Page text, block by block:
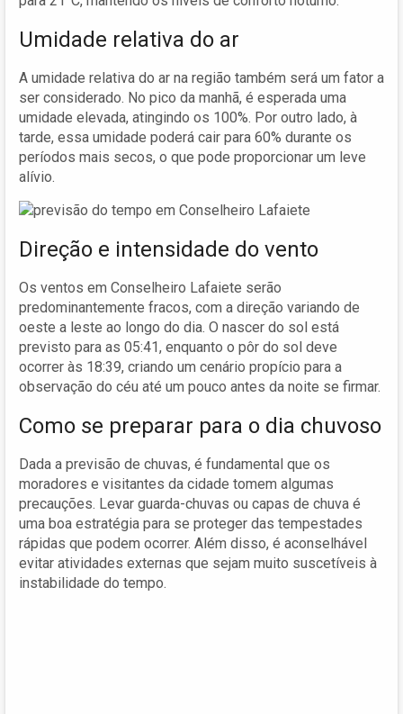
Umidade relativa do ar
A umidade relativa do ar na região também será um fator a
ser considerado. No pico da manhã, é esperada uma
umidade elevada, atingindo os 100%. Por outro lado, à
tarde, essa umidade poderá cair para 60% durante os
períodos mais secos, o que pode proporcionar um leve
alívio.
Direção e intensidade do vento
Os ventos em Conselheiro Lafaiete serão
predominantemente fracos, com a direção variando de
oeste a leste ao longo do dia. O nascer do sol está
previsto para as 05:41, enquanto o pôr do sol deve
ocorrer às 18:39, criando um cenário propício para a
observação do céu até um pouco antes da noite se firmar.
Como se preparar para o dia chuvoso
Dada a previsão de chuvas, é fundamental que os
moradores e visitantes da cidade tomem algumas
precauções. Levar guarda-chuvas ou capas de chuva é
uma boa estratégia para se proteger das tempestades
rápidas que podem ocorrer. Além disso, é aconselhável
evitar atividades externas que sejam muito suscetíveis à
instabilidade do tempo.